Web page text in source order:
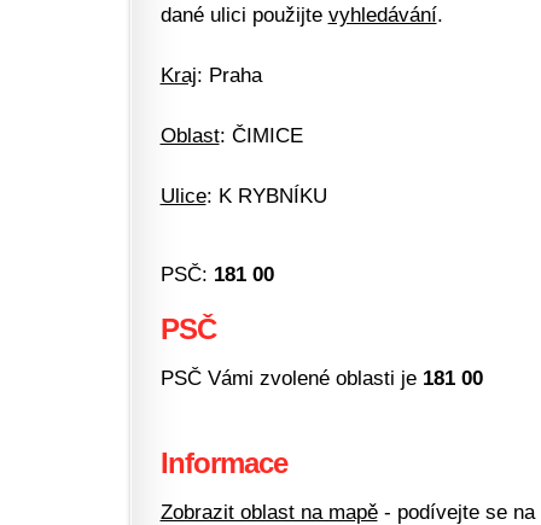
dané ulici použijte vyhledávání.
Kraj: Praha
Oblast: ČIMICE
Ulice: K RYBNÍKU
PSČ: 181 00
PSČ
PSČ Vámi zvolené oblasti je 181 00
Informace
Zobrazit oblast na mapě- podívejte se na